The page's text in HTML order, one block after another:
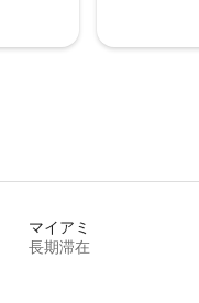
マイアミ
長期滞在